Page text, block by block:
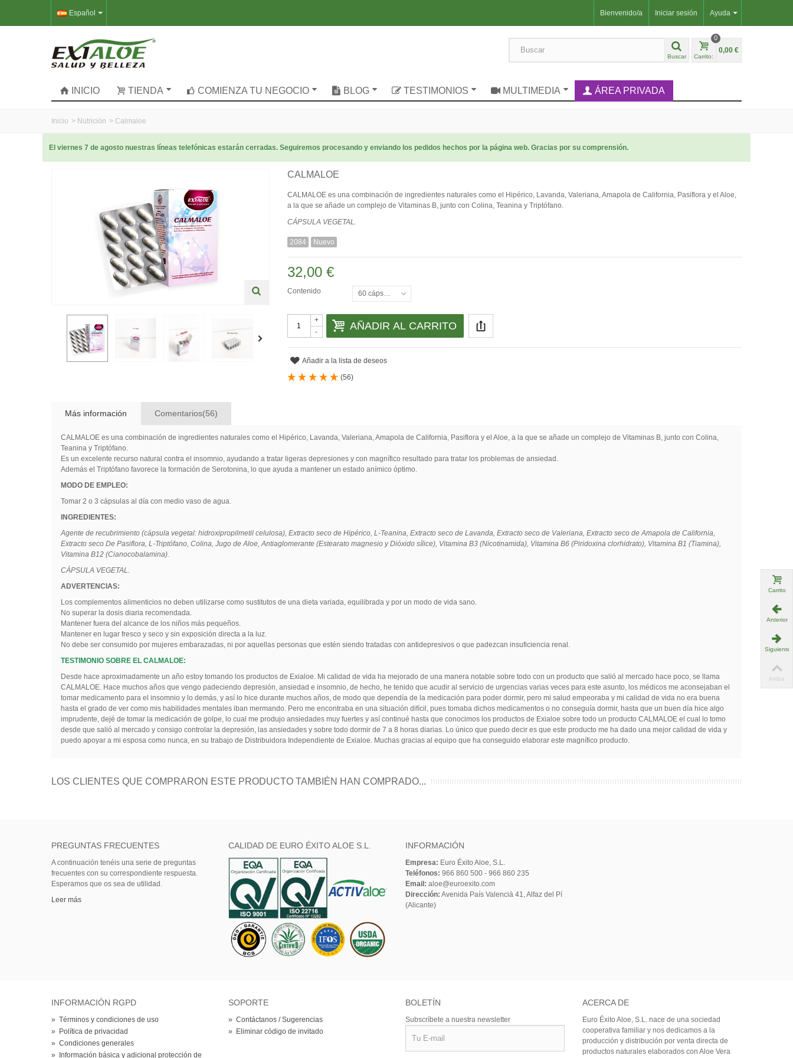
Ayuda
Bienvenido/a Iniciar sesión
Español
Buscar Carrito:
0
0,00 €
INICIO TIENDA COMIENZA TU NEGOCIO BLOG TESTIMONIOS MULTIMEDIA ÁREA PRIVADA
Inicio > Nutrición > Calmaloe
El viernes 7 de agosto nuestras líneas telefónicas estarán cerradas. Seguiremos procesando y enviando los pedidos hechos por la página web. Gracias por su comprensión.
CALMALOE
CALMALOE es una combinación de ingredientes naturales como el Hipérico, Lavanda, Valeriana, Amapola de California, Pasiflora y el Aloe,
a la que se añade un complejo de Vitaminas B, junto con Colina, Teanina y Triptófano.
CÁPSULA VEGETAL.
2084 Nuevo
32,00 €
Contenido 60 cápsulas
-
+ AÑADIR AL CARRITO
Añadir a la lista de deseos
(56)
Más información Comentarios(56)
CALMALOE es una combinación de ingredientes naturales como el Hipérico, Lavanda, Valeriana, Amapola de California, Pasiflora y el Aloe, a la que se añade un complejo de Vitaminas B, junto con Colina,
Teanina y Triptófano.
Es un excelente recurso natural contra el insomnio, ayudando a tratar ligeras depresiones y con magnífico resultado para tratar los problemas de ansiedad.
Además el Triptófano favorece la formación de Serotonina, lo que ayuda a mantener un estado anímico óptimo.
MODO DE EMPLEO:
Tomar 2 o 3 cápsulas al día con medio vaso de agua.
INGREDIENTES:
Agente de recubrimiento (cápsula vegetal: hidroxipropilmetil celulosa), Extracto seco de Hipérico, L-Teanina, Extracto seco de Lavanda, Extracto seco de Valeriana, Extracto seco de Amapola de California,
Extracto seco De Pasiflora, L-Triptófano, Colina, Jugo de Aloe, Antiaglomerante (Estearato magnesio y Dióxido sílice), Vitamina B3 (Nicotinamida), Vitamina B6 (Piridoxina clorhidrato), Vitamina B1 (Tiamina),
Vitamina B12 (Cianocobalamina).
CÁPSULA VEGETAL.
ADVERTENCIAS:
Los complementos alimenticios no deben utilizarse como sustitutos de una dieta variada, equilibrada y por un modo de vida sano.
No superar la dosis diaria recomendada.
Mantener fuera del alcance de los niños más pequeños.
Mantener en lugar fresco y seco y sin exposición directa a la luz.
No debe ser consumido por mujeres embarazadas, ni por aquellas personas que estén siendo tratadas con antidepresivos o que padezcan insuficiencia renal.
TESTIMONIO SOBRE EL CALMALOE:
Desde hace aproximadamente un año estoy tomando los productos de Exialoe. Mi calidad de vida ha mejorado de una manera notable sobre todo con un producto que salió al mercado hace poco, se llama
CALMALOE. Hace muchos años que vengo padeciendo depresión, ansiedad e insomnio, de hecho, he tenido que acudir al servicio de urgencias varias veces para este asunto, los médicos me aconsejaban el
tomar medicamento para el insomnio y lo demás, y así lo hice durante muchos años, de modo que dependía de la medicación para poder dormir, pero mi salud empeoraba y mi calidad de vida no era buena
hasta el grado de ver como mis habilidades mentales iban mermando. Pero me encontraba en una situación difícil, pues tomaba dichos medicamentos o no conseguía dormir, hasta que un buen día hice algo
imprudente, dejé de tomar la medicación de golpe, lo cual me produjo ansiedades muy fuertes y así continué hasta que conocimos los productos de Exialoe sobre todo un producto CALMALOE el cual lo tomo
desde que salió al mercado y consigo controlar la depresión, las ansiedades y sobre todo dormir de 7 a 8 horas diarias. Lo único que puedo decir es que este producto me ha dado una mejor calidad de vida y
puedo apoyar a mi esposa como nunca, en su trabajo de Distribuidora Independiente de Exialoe. Muchas gracias al equipo que ha conseguido elaborar este magnífico producto.
LOS CLIENTES QUE COMPRARON ESTE PRODUCTO TAMBIÉN HAN COMPRADO...
PREGUNTAS FRECUENTES
A continuación tenéis una serie de preguntas
frecuentes con su correspondiente respuesta.
Esperamos que os sea de utilidad.
Leer más
CALIDAD DE EURO ÉXITO ALOE S.L. INFORMACIÓN
Empresa: Euro Éxito Aloe, S.L.
Teléfonos: 966 860 500 - 966 860 235
Email: aloe@euroexito.com
Dirección: Avenida País Valencià 41, Alfaz del Pí
(Alicante)
INFORMACIÓN RGPD
» Términos y condiciones de uso
» Política de privacidad
» Condiciones generales
» Información básica y adicional protección de
SOPORTE
» Contáctanos / Sugerencias
» Eliminar código de invitado
BOLETÍN
Subscríbete a nuestra newsletter
ACERCA DE
Euro Éxito Aloe, S.L. nace de una sociedad
cooperativa familiar y nos dedicamos a la
producción y distribución por venta directa de
productos naturales elaborados con Aloe Vera
Carrito
Anterior
Siguiente
Arriba